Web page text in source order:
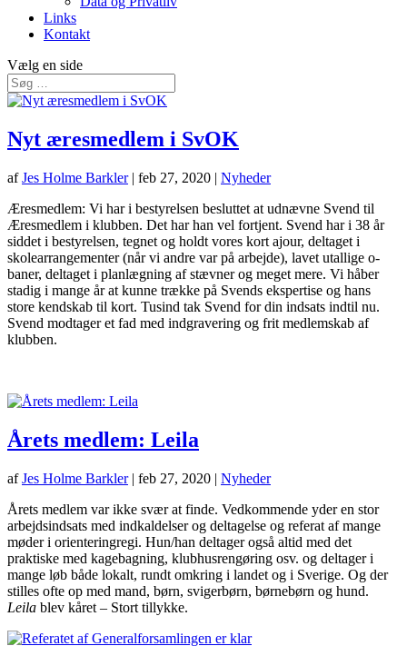
Links
Kontakt
Vælg en side
Nyt æresmedlem i SvOK
afJes Holme Barkler| feb 27, 2020 | Nyheder
Æresmedlem: Vi har i bestyrelsen besluttet at udnævne Svend til
Æresmedlem i klubben. Det har han vel fortjent. Svend har i 38 år
siddet i bestyrelsen, tegnet og holdt vores kort ajour, deltaget i
skolearrangementer (når vi andre var på arbejde), lavet utallige o-
baner, deltaget i planlægning af stævner og meget mere. Vi håber
stadig i mange år at kunne trække på Svends ekspertise og hans
store kendskab til kort. Tusind tak Svend for din indsats indtil nu.
Svend modtager et fad med indgravering og frit medlemskab af
klubben.
Årets medlem: Leila
afJes Holme Barkler| feb 27, 2020 | Nyheder
Årets medlem var ikke svær at finde. Vedkommende yder en stor
arbejdsindsats med indkaldelser og deltagelse og referat af mange
møder i orienteringregi. Hun/han deltager også altid med det
praktiske med kagebagning, klubhusrengøring osv. og deltager i
mange løb både lokalt, rundt omkring i landet og i Sverige. Og der
stilles ofte op med mand, børn, svigerbørn, børnebørn og hund.
Leila blev kåret – Stort tillykke.